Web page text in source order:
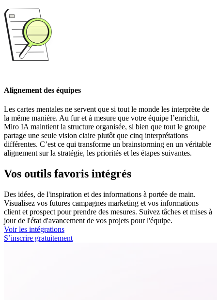
Alignement des équipes
Les cartes mentales ne servent que si tout le monde les interprète de
la même manière. Au fur et à mesure que votre équipe l’enrichit,
Miro IA maintient la structure organisée, si bien que tout le groupe
partage une seule vision claire plutôt que cinq interprétations
différentes. C’est ce qui transforme un brainstorming en un véritable
alignement sur la stratégie, les priorités et les étapes suivantes.
Vos outils favoris intégrés
Des idées, de l'inspiration et des informations à portée de main.
Visualisez vos futures campagnes marketing et vos informations
client et prospect pour prendre des mesures. Suivez tâches et mises à
jour de l'état d'avancement de vos projets pour l'équipe.
Voir les intégrations
S’inscrire gratuitement